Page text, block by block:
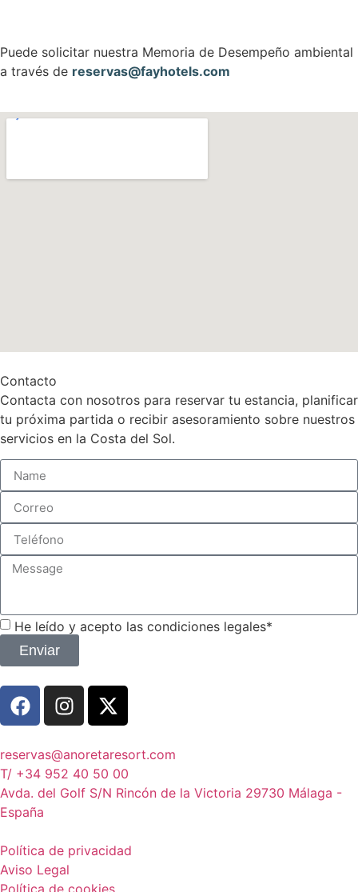
Puede solicitar nuestra Memoria de Desempeño ambiental
a través de reservas@fayhotels.com
Contacto
Contacta con nosotros para reservar tu estancia, planificar
tu próxima partida o recibir asesoramiento sobre nuestros
servicios en la Costa del Sol.
He leído y acepto las condiciones legales*
Enviar
reservas@anoretaresort.com
T/ +34 952 40 50 00
Avda. del Golf S/N Rincón de la Victoria 29730 Málaga -
España
Política de privacidad
Aviso Legal